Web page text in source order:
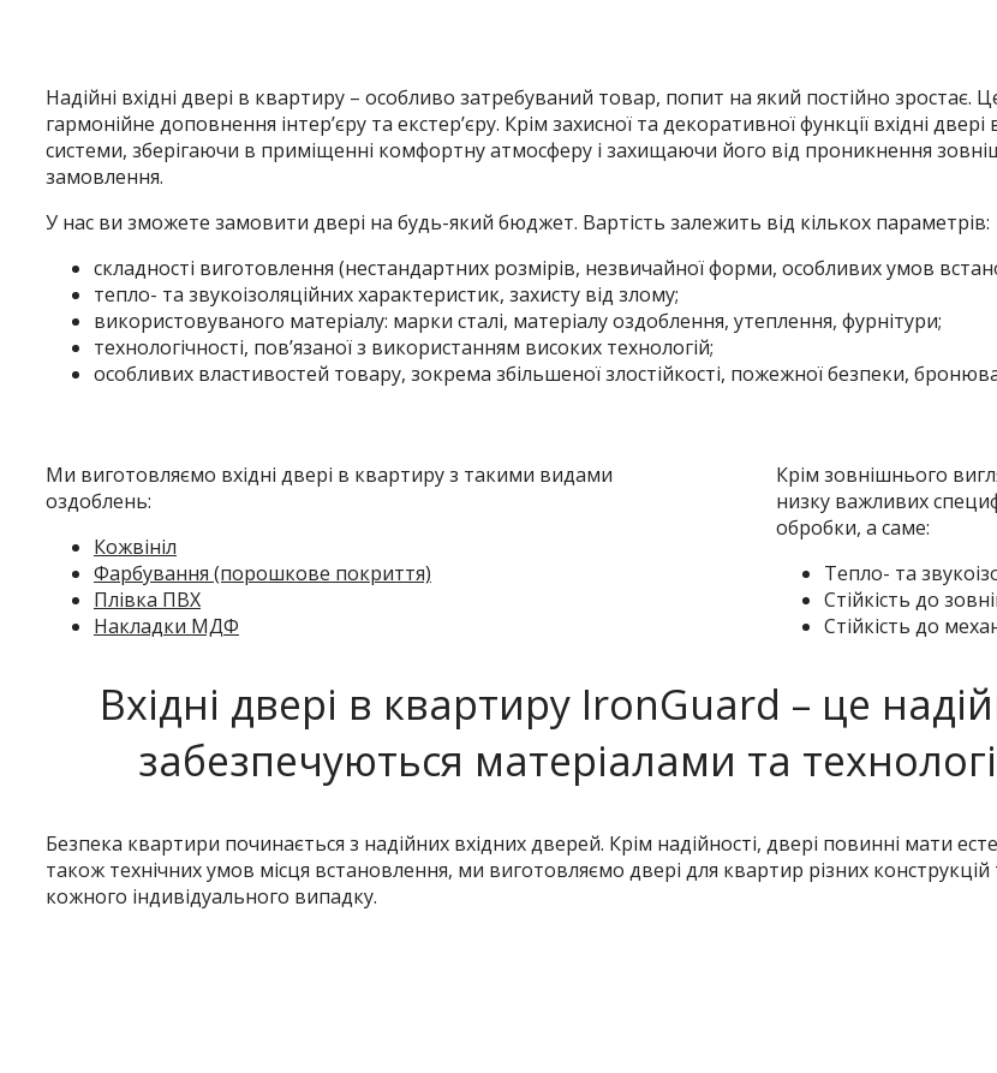
Надійні вхідні двері в квартиру – особливо затребуваний товар, попит на який постійно
гармонійне доповнення інтер’єру та екстер’єру. Крім захисної та декоративної функції вхідні
системи, зберігаючи в приміщенні комфортну атмосферу і захищаючи його від проникнення
замовлення.
У нас ви зможете замовити двері на будь-який бюджет. Вартість залежить від кількох параметрів:
складності виготовлення (нестандартних розмірів, незвичайної форми, особливих умов
тепло- та звукоізоляційних характеристик, захисту від злому;
використовуваного матеріалу: марки сталі, матеріалу оздоблення, утеплення, фурнітури;
технологічності, пов’язаної з використанням високих технологій;
особливих властивостей товару, зокрема збільшеної злостійкості, пожежної безпеки,
Ми виготовляємо вхідні двері в квартиру з такими видами
оздоблень:
Кожвініл
Фарбування (порошкове покриття)
Плівка ПВХ
Накладки МДФ
Крім зовнішнього
низку важливих
обробки, а саме:
Тепло- та
Стійкість до
Стійкість до
Вхідні двері в квартиру IronGuard – це
забезпечуються матеріалами та
Безпека квартири починається з надійних вхідних дверей. Крім надійності, двері повинні мати
також технічних умов місця встановлення, ми виготовляємо двері для квартир різних конструкцій
кожного індивідуального випадку.